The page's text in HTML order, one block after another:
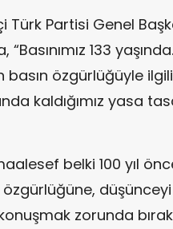
Partisi Genel
133
basın özgürlüğüyle
kaldığımız yasa
belki 100 yıl
zorunda